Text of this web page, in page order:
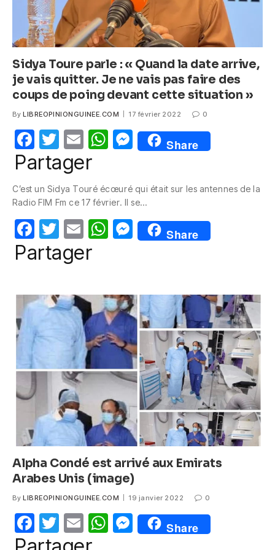
Sidya Toure parle : « Quand la date arrive,
je vais quitter. Je ne vais pas faire des
coups de poing devant cette situation »
By LIBREOPINIONGUINEE.COM 17 février 2022 0
F
a
e
b
o
o
T
w
itt
er
E
m
W
s
A
p
M
e
e
n
g
Share
Partager
C’est un Sidya Touré écœuré qui était sur les antennes de la
Radio FIM Fm ce 17 février. Il se…
F
a
b
o
o
k
T
w
itt
E
m
W
A
p
p
M
e
n
g
er
Share
Partager
Alpha Condé est arrivé aux Emirats
Arabes Unis (image)
By LIBREOPINIONGUINEE.COM 19 janvier 2022 0
F
a
T
w
E
m
W M
e
Share